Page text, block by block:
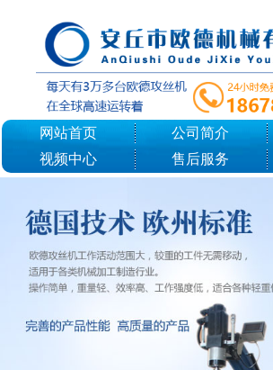
网站首页 公司简介
视频中心
售后服务